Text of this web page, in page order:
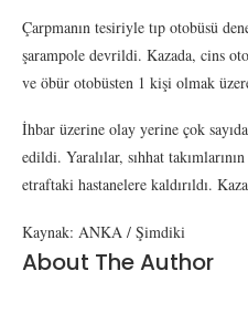
Çarpmanın tesiriyle tıp otobüsü
şarampole devrildi. Kazada, cins
ve öbür otobüsten 1 kişi olmak
İhbar üzerine olay yerine çok
edildi. Yaralılar, sıhhat
etraftaki hastanelere kaldırıldı.
Kaynak: ANKA / Şimdiki
About The Author